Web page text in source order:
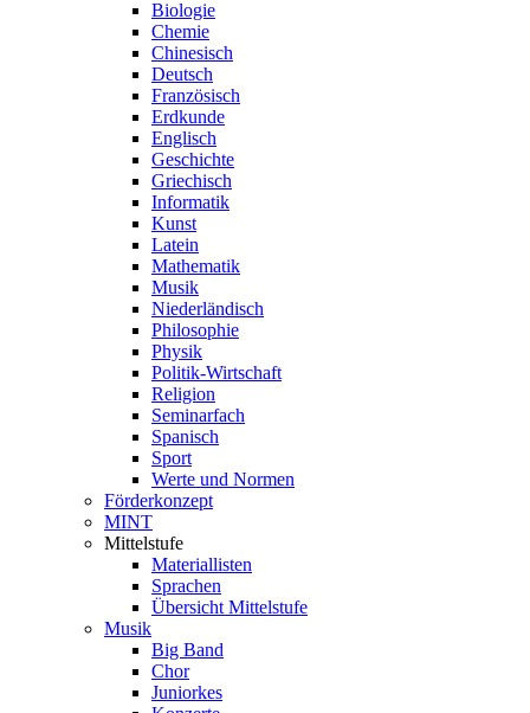
Biologie
Chemie
Chinesisch
Deutsch
Französisch
Erdkunde
Englisch
Geschichte
Griechisch
Informatik
Kunst
Latein
Mathematik
Musik
Niederländisch
Philosophie
Physik
Politik-Wirtschaft
Religion
Seminarfach
Spanisch
Sport
Werte und Normen
Förderkonzept
MINT
Mittelstufe
Materiallisten
Sprachen
Übersicht Mittelstufe
Musik
Big Band
Chor
Juniorkes